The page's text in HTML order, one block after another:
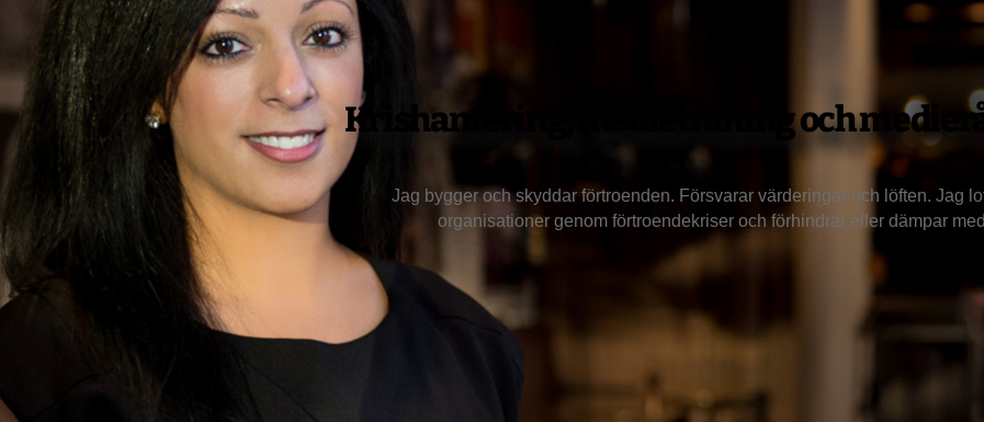
Krishantering, medieträning och
Jag bygger och skyddar förtroenden. Försvarar värderingar och löften. Jag
organisationer genom förtroendekriser och förhindrar eller dämpar